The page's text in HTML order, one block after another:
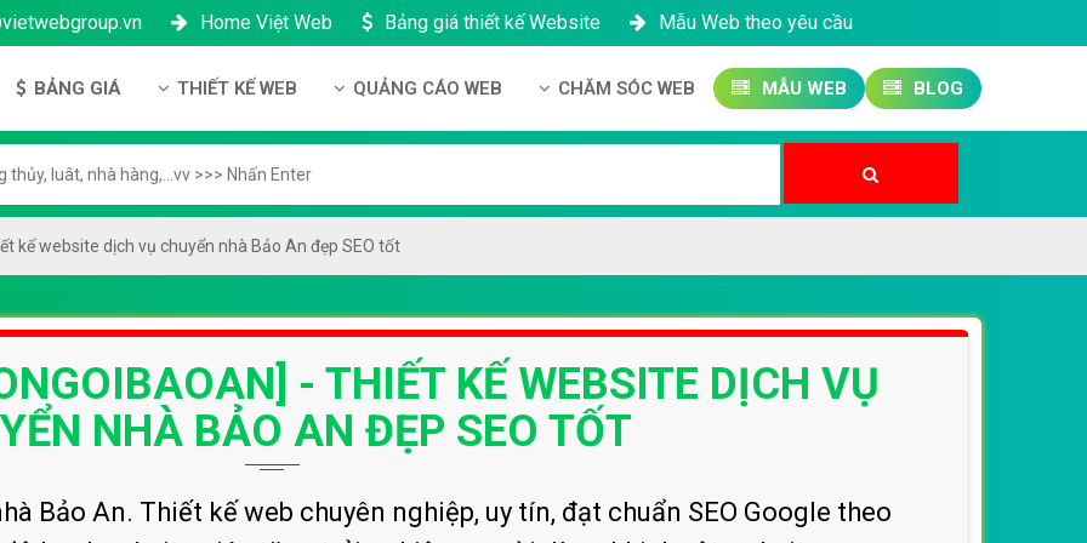
Home Việt Web Bảng giá thiết kế Website Mẫu Web theo yêu cầu
thanh toán
bảo mật
bảo hành & bảo trì
ty
BẢNG GIÁ
Bảng giá thiết kế App Android & IOS
Bảng giá Hosting
Bảng giá thuê VPS
Bảng giá thuê Server
Bảng giá Email theo tên miền
THIẾT KẾ WEB
Thiết kế App
QUẢNG CÁO WEB
Quảng Cáo Banner
CHĂM SÓC WEB MẪU WEB BLOG
kế website dịch vụ chuyển nhà Bảo An đẹp SEO tốt
- THIẾT KẾ WEBSITE DỊCH VỤ
NHÀ BẢO AN ĐẸP SEO TỐT
Bảo An. Thiết kế web chuyên nghiệp, uy tín, đạt chuẩn SEO Google theo